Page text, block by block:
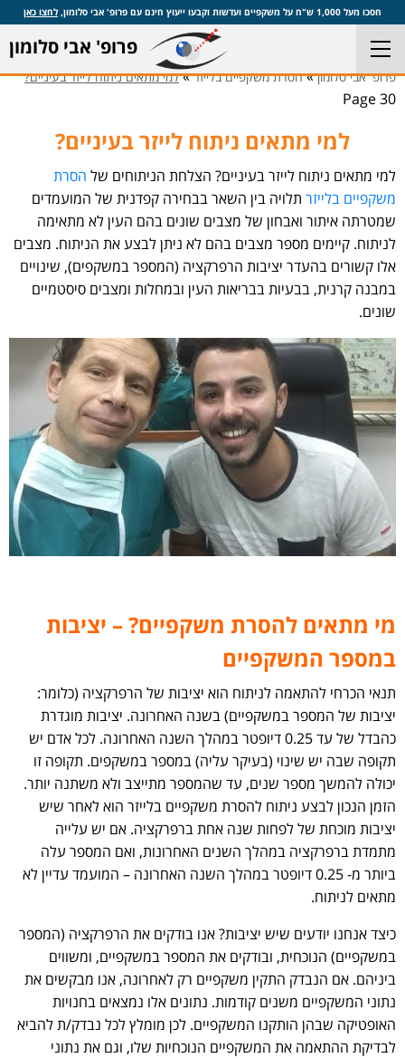
חסכו מעל 1,000 ש"ח על משקפיים ועדשות וקבעו ייעוץ חינם עם פרופ' אבי סלומון, לחצו כאן
פרופ' אבי סלומון
פרופ' אבי סלומון»הסרת משקפיים בלייזר»למי מתאים ניתוח לייזר בעיניים?
Page 30
למי מתאים ניתוח לייזר בעיניים?
למי מתאים ניתוח לייזר בעיניים? הצלחת הניתוחים של הסרת
משקפיים בלייזר תלויה בין השאר בבחירה קפדנית של המועמדים
שמטרתה איתור ואבחון של מצבים שונים בהם העין לא מתאימה
לניתוח. קיימים מספר מצבים בהם לא ניתן לבצע את הניתוח. מצבים
אלו קשורים בהעדר יציבות הרפרקציה (המספר במשקפים), שינויים
במבנה קרנית, בבעיות בבריאות העין ובמחלות ומצבים סיסטמיים
שונים.
מי מתאים להסרת משקפיים? – יציבות
במספר המשקפיים
תנאי הכרחי להתאמה לניתוח הוא יציבות של הרפרקציה (כלומר:
יציבות של המספר במשקפיים) בשנה האחרונה. יציבות מוגדרת
כהבדל של עד 0.25 דיופטר במהלך השנה האחרונה. לכל אדם יש
תקופה שבה יש שינוי (בעיקר עליה) במספר במשקפים. תקופה זו
יכולה להמשך מספר שנים, עד שהמספר מתייצב ולא משתנה יותר.
הזמן הנכון לבצע ניתוח להסרת משקפיים בלייזר הוא לאחר שיש
יציבות מוכחת של לפחות שנה אחת ברפרקציה. אם יש עלייה
מתמדת ברפרקציה במהלך השנים האחרונות, ואם המספר עלה
ביותר מ- 0.25 דיופטר במהלך השנה האחרונה – המועמד עדיין לא
מתאים לניתוח.
כיצד אנחנו יודעים שיש יציבות? אנו בודקים את הרפרקציה (המספר
במשקפיים) הנוכחית, ובודקים את המספר במשקפיים, ומשווים
ביניהם. אם הנבדק התקין משקפיים רק לאחרונה, אנו מבקשים את
נתוני המשקפיים משנים קודמות. נתונים אלו נמצאים בחנויות
האופטיקה שבהן הותקנו המשקפיים. לכן מומלץ לכל נבדק/ת להביא
לבדיקת ההתאמה את המשקפיים הנוכחיות שלו, וגם את נתוני